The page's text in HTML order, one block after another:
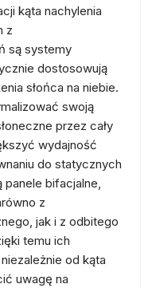
kąta nachylenia
z
są systemy
dostosowują
słońca na niebie.
swoją
przez cały
wydajność
do statycznych
panele bifacjalne,
z
jak i z odbitego
temu ich
od kąta
uwagę na